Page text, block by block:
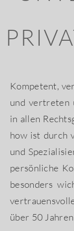
Kompetent,
und vertreten
in allen
how ist durch
und
persönliche
besonders
über 50